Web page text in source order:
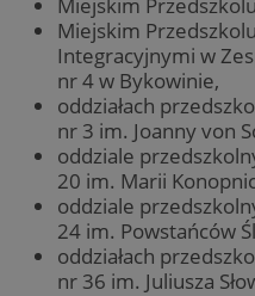
Miejskim
Integracyjnymi w
nr 4 w Bykowinie,
oddziałach
nr 3 im. Joanny von
oddziale
20 im. Marii
oddziale
24 im. Powstańców
oddziałach
nr 36 im. Juliusza